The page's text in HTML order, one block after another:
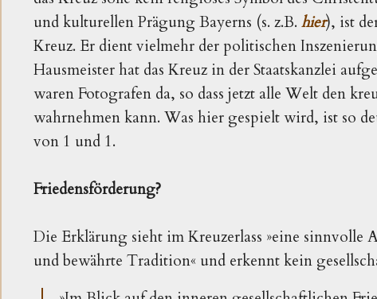
und kulturellen Prägung Bayerns (s. z.B. hier), ist
Kreuz. Er dient vielmehr der politischen
Hausmeister hat das Kreuz in der Staatskanzlei
waren Fotografen da, so dass jetzt alle Welt den
wahrnehmen kann. Was hier gespielt wird, ist so
von 1 und 1.
Friedensförderung?
Die Erklärung sieht im Kreuzerlass »eine sinnvolle
und bewährte Tradition« und erkennt kein